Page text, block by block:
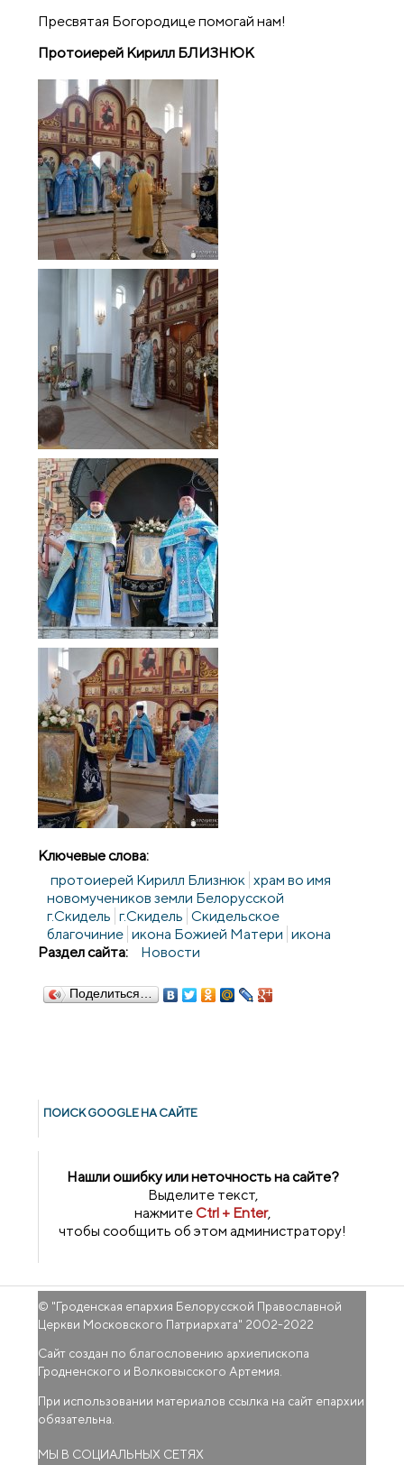
Пресвятая Богородице помогай нам!
Протоиерей Кирилл БЛИЗНЮК
Ключевые слова:
протоиерей Кирилл Близнюк храм во имя
новомучеников земли Белорусской
г.Скидель г.Скидель Скидельское
благочиние икона Божией Матери икона
Раздел сайта:
Новости
Поделиться…
ПОИСК GOОGLE НА САЙТЕ
Нашли ошибку или неточность на сайте?
Выделите текст,
нажмитеCtrl + Enter,
чтобы сообщить об этом администратору!
© "Гроденская епархия Белорусской Православной
Церкви Московского Патриархата" 2002-2022
Сайт создан по благословению архиепископа
Гродненского и Волковысского Артемия.
При использовании материалов ссылка на сайт епархии
обязательна.
МЫ В СОЦИАЛЬНЫХ СЕТЯХ